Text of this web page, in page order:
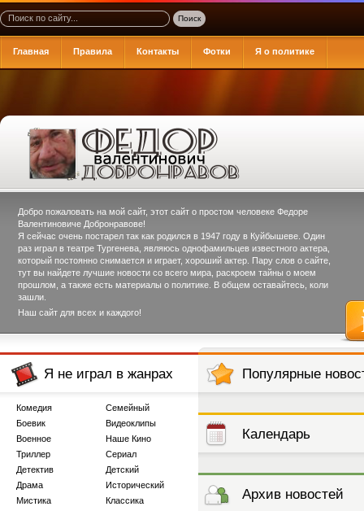
Главная Правила Контакты Фотки Я о политике
Добро пожаловать на мой сайт, этот сайт о простом человеке Федоре
Валентиновиче Добронравове!
Я сейчас очень постарел так как родился в 1947 году в Куйбышеве. Один
раз играл в театре Тургенева, являюсь однофамильцев известного актера,
который постоянно снимается и играет, хороший актер. Пару слов о сайте,
тут вы найдете лучшие новости со всего мира, раскроем тайны о моем
прошлом, а также есть материалы о политике. В общем оставайтесь, коли
зашли.
Наш сайт для всех и каждого!
Я не играл в жанрах
Комедия
Боевик
Военное
Триллер
Детектив
Драма
Мистика
Семейный
Видеоклипы
Наше Кино
Сериал
Детский
Исторический
Классика
Популярные
Календарь
выступлений
Архив новостей